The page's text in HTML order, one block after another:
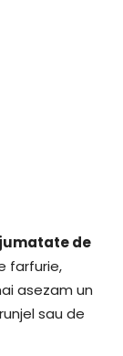
de
farfurie,
asezam un
sau de